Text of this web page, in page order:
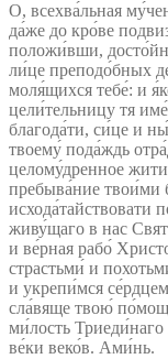
О, всехва́льная
да́же до кро́ве
положи́вши,
ли́це преподо́бных
моля́щихся тебе́: и
цели́тельницу тя
благода́ти, си́це и
твоему́ пода́ждь
целому́дренное
пребыва́ние твои́ми
исхода́тайствовати
живу́щаго в нас
и ве́рная рабо́
страстьми́ и
и укрепи́мся
сла́вяще твою́
ми́лость
ве́ки веко́в. Ами́нь.